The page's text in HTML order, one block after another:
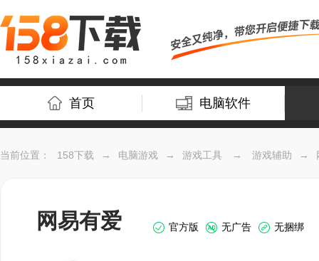
首页 电脑软件
当前位置： 158下载 → 电脑游戏 → 游戏工具 → 游戏辅助 →
网易有爱 官方版 无广告 无捆绑